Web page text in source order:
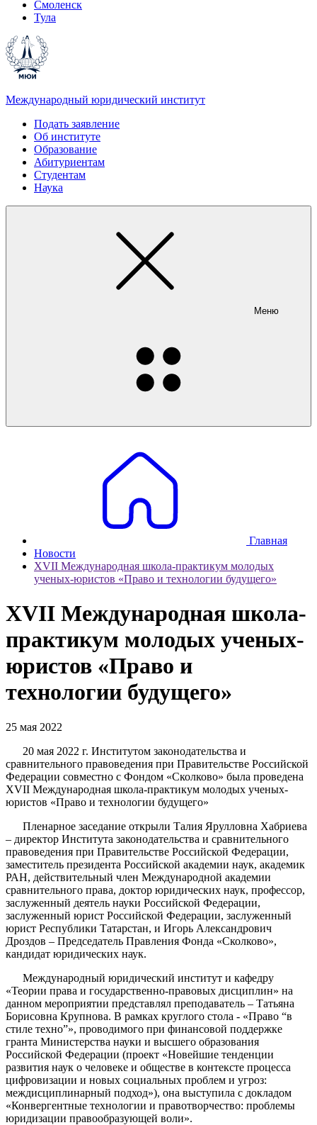
Смоленск
Тула
Международный юридический институт
Подать заявление
Об институте
Образование
Абитуриентам
Студентам
Наука
Меню
Главная
Новости
XVII Международная школа-практикум молодых
ученых-юристов «Право и технологии будущего»
XVII Международная школа-
практикум молодых ученых-
юристов «Право и
технологии будущего»
25 мая 2022
20 мая 2022 г. Институтом законодательства и
сравнительного правоведения при Правительстве Российской
Федерации совместно с Фондом «Сколково» была проведена
XVII Международная школа-практикум молодых ученых-
юристов «Право и технологии будущего»
Пленарное заседание открыли Талия Ярулловна Хабриева
– директор Института законодательства и сравнительного
правоведения при Правительстве Российской Федерации,
заместитель президента Российской академии наук, академик
РАН, действительный член Международной академии
сравнительного права, доктор юридических наук, профессор,
заслуженный деятель науки Российской Федерации,
заслуженный юрист Российской Федерации, заслуженный
юрист Республики Татарстан, и Игорь Александрович
Дроздов – Председатель Правления Фонда «Сколково»,
кандидат юридических наук.
Международный юридический институт и кафедру
«Теории права и государственно-правовых дисциплин» на
данном мероприятии представлял преподаватель – Татьяна
Борисовна Крупнова. В рамках круглого стола - «Право “в
стиле техно”», проводимого при финансовой поддержке
гранта Министерства науки и высшего образования
Российской Федерации (проект «Новейшие тенденции
развития наук о человеке и обществе в контексте процесса
цифровизации и новых социальных проблем и угроз:
междисциплинарный подход»), она выступила с докладом
«Конвергентные технологии и правотворчество: проблемы
юридизации правообразующей воли».